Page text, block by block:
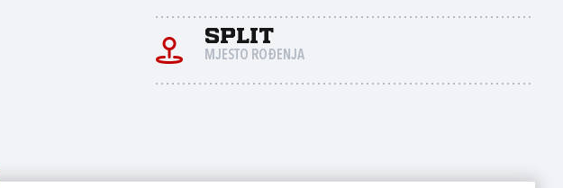
Split
MJESTO ROĐENJA